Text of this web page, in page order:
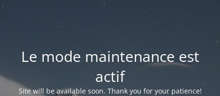
Le mode maintenance est
actif
Site will be available soon. Thank you for your patience!